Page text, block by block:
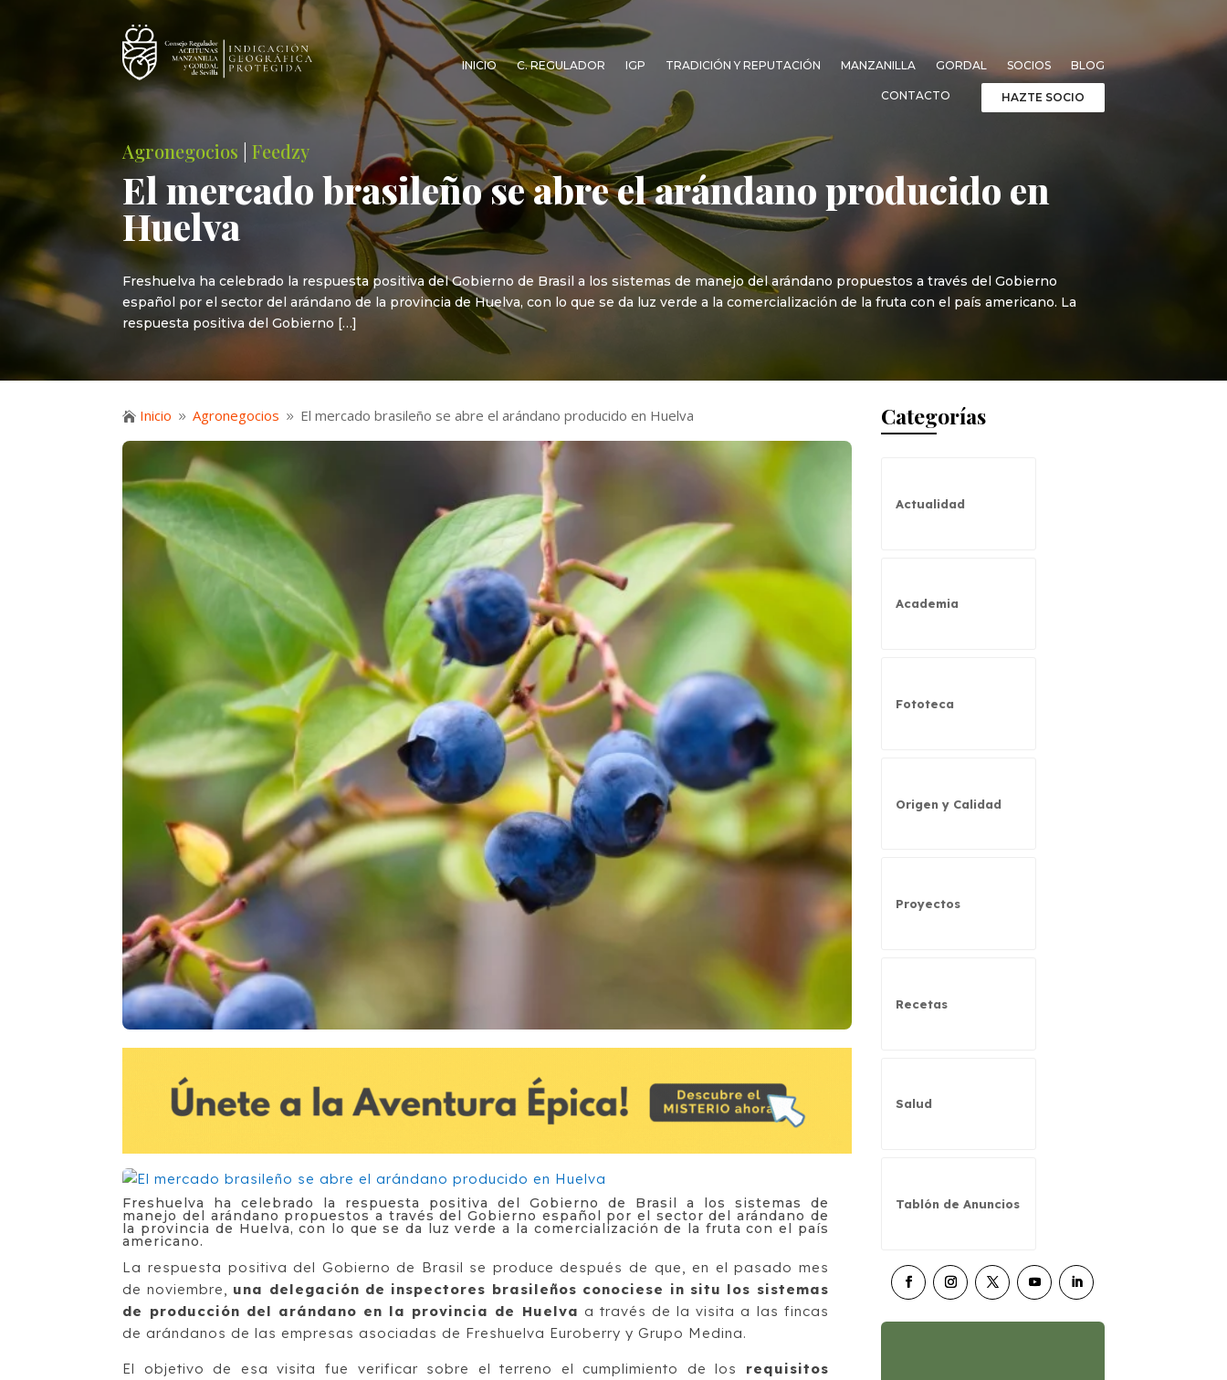
INICIO C. REGULADOR IGP TRADICIÓN Y REPUTACIÓN MANZANILLA GORDAL SOCIOS BLOG
CONTACTO HAZTE SOCIO
Agronegocios |Feedzy
El mercado brasileño se abre el arándano producido en
Huelva
Freshuelva ha celebrado la respuesta positiva del Gobierno de Brasil a los sistemas de manejo del arándano propuestos a través del Gobierno
español por el sector del arándano de la provincia de Huelva, con lo que se da luz verde a la comercialización de la fruta con el país americano. La
respuesta positiva del Gobierno […]
 Inicio 9 Agronegocios 9 El mercado brasileño se abre el arándano producido en Huelva
Freshuelva ha celebrado la respuesta positiva del Gobierno de Brasil a los sistemas de
manejo del arándano propuestos a través del Gobierno español por el sector del arándano de
la provincia de Huelva, con lo que se da luz verde a la comercialización de la fruta con el país
americano.
La respuesta positiva del Gobierno de Brasil se produce después de que, en el pasado mes
de noviembre, una delegación de inspectores brasileños conociese in situ los sistemas
de producción del arándano en la provincia de Huelva a través de la visita a las fincas
de arándanos de las empresas asociadas de Freshuelva Euroberry y Grupo Medina.
El objetivo de esa visita fue verificar sobre el terreno el cumplimiento de los requisitos
Categorías
Actualidad
Academia
Fototeca
Origen y Calidad
Proyectos
Recetas
Salud
Tablón de Anuncios